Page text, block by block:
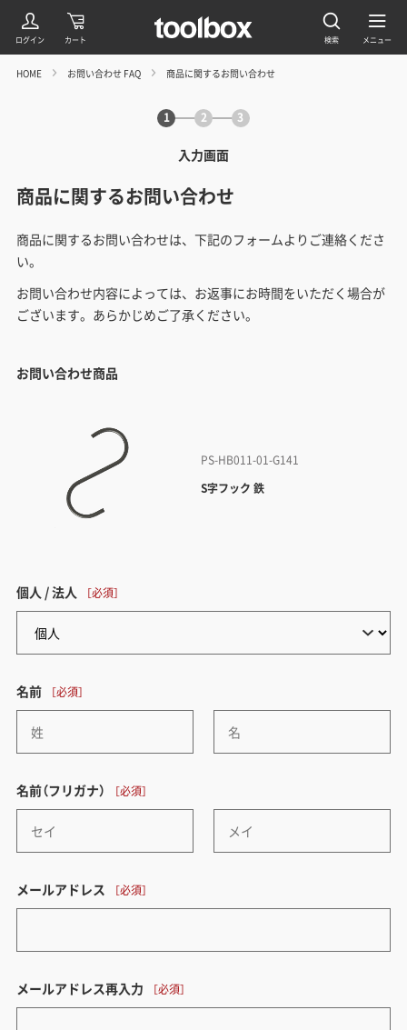
HOME お問い合わせ FAQ 商品に関するお問い合わせ
1 2 3
入力画面
商品に関するお問い合わせ
商品に関するお問い合わせは、下記のフォームよりご連絡くださ
い。
お問い合わせ内容によっては、お返事にお時間をいただく場合が
ございます。あらかじめご了承ください。
お問い合わせ商品
PS-HB011-01-G141
S字フック 鉄
個人 / 法人
名前
名前（フリガナ）
メールアドレス
メールアドレス再入力